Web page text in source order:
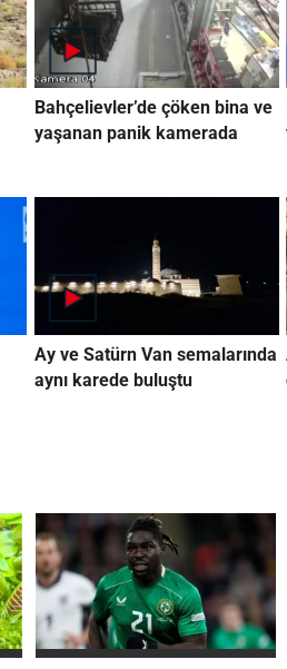
Bahçelievler’de çöken bina ve
yaşanan panik kamerada
Ay ve Satürn Van semalarında
aynı karede buluştu